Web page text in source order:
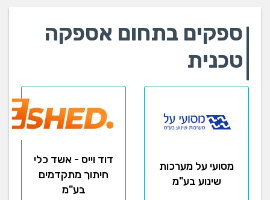
ספקים בתחום אספקה
טכנית
מסועי על מערכות
שינוע בע"מ
דוד וייס - אשד כלי
חיתוך מתקדמים
בע"מ